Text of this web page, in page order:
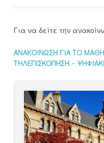
Για να δείτε την
ΑΝΑΚΟΙΝΩΣΗ ΓΙΑ ΤΟ
ΤΗΛΕΠΙΣΚΟΠΗΣΗ –